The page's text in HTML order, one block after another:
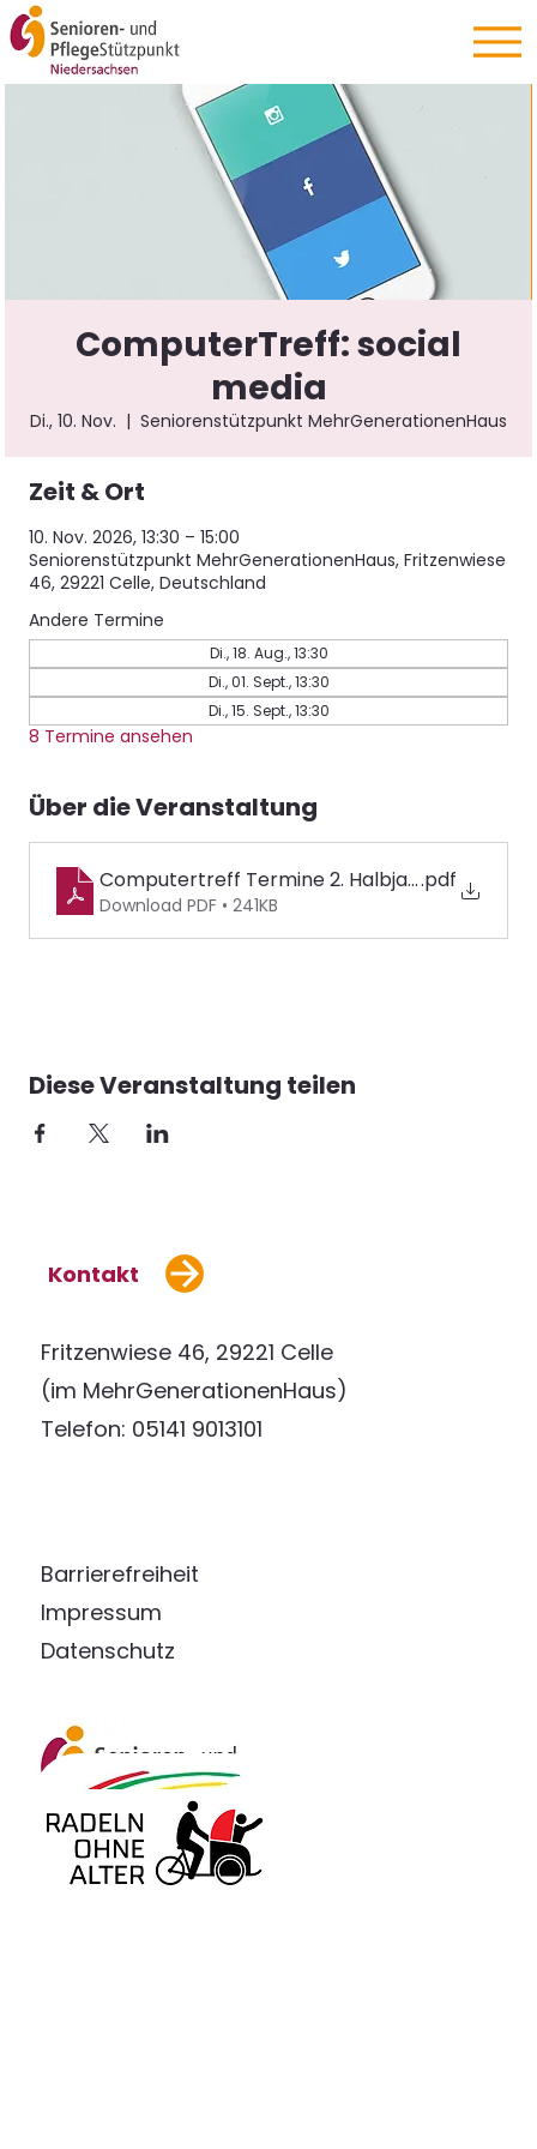
ComputerTreff: social
media
Di., 10. Nov.
  |
Seniorenstützpunkt MehrGenerationenHaus
Zeit & Ort
10. Nov. 2026, 13:30 – 15:00
Seniorenstützpunkt MehrGenerationenHaus, Fritzenwiese
46, 29221 Celle, Deutschland
Andere Termine
Di., 18. Aug., 13:30
Di., 01. Sept., 13:30
Di., 15. Sept., 13:30
8 Termine ansehen
Über die Veranstaltung
Computertreff Termine 2. Halbjahr 2026
.pdf
Download PDF • 241KB
Diese Veranstaltung teilen
Kontakt
Fritzenwiese 46, 29221 Celle
(im MehrGenerationenHaus)
Telefon: 05141 9013101
Barrierefreiheit
Impressum
Datenschutz